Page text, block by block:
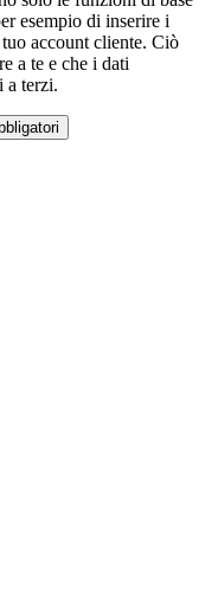
esempio di inserire i
account cliente. Ciò
a te e che i dati
a terzi.